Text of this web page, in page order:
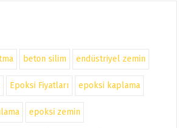
beton silim endüstriyel zemin
Epoksi Fiyatları epoksi kaplama
epoksi zemin